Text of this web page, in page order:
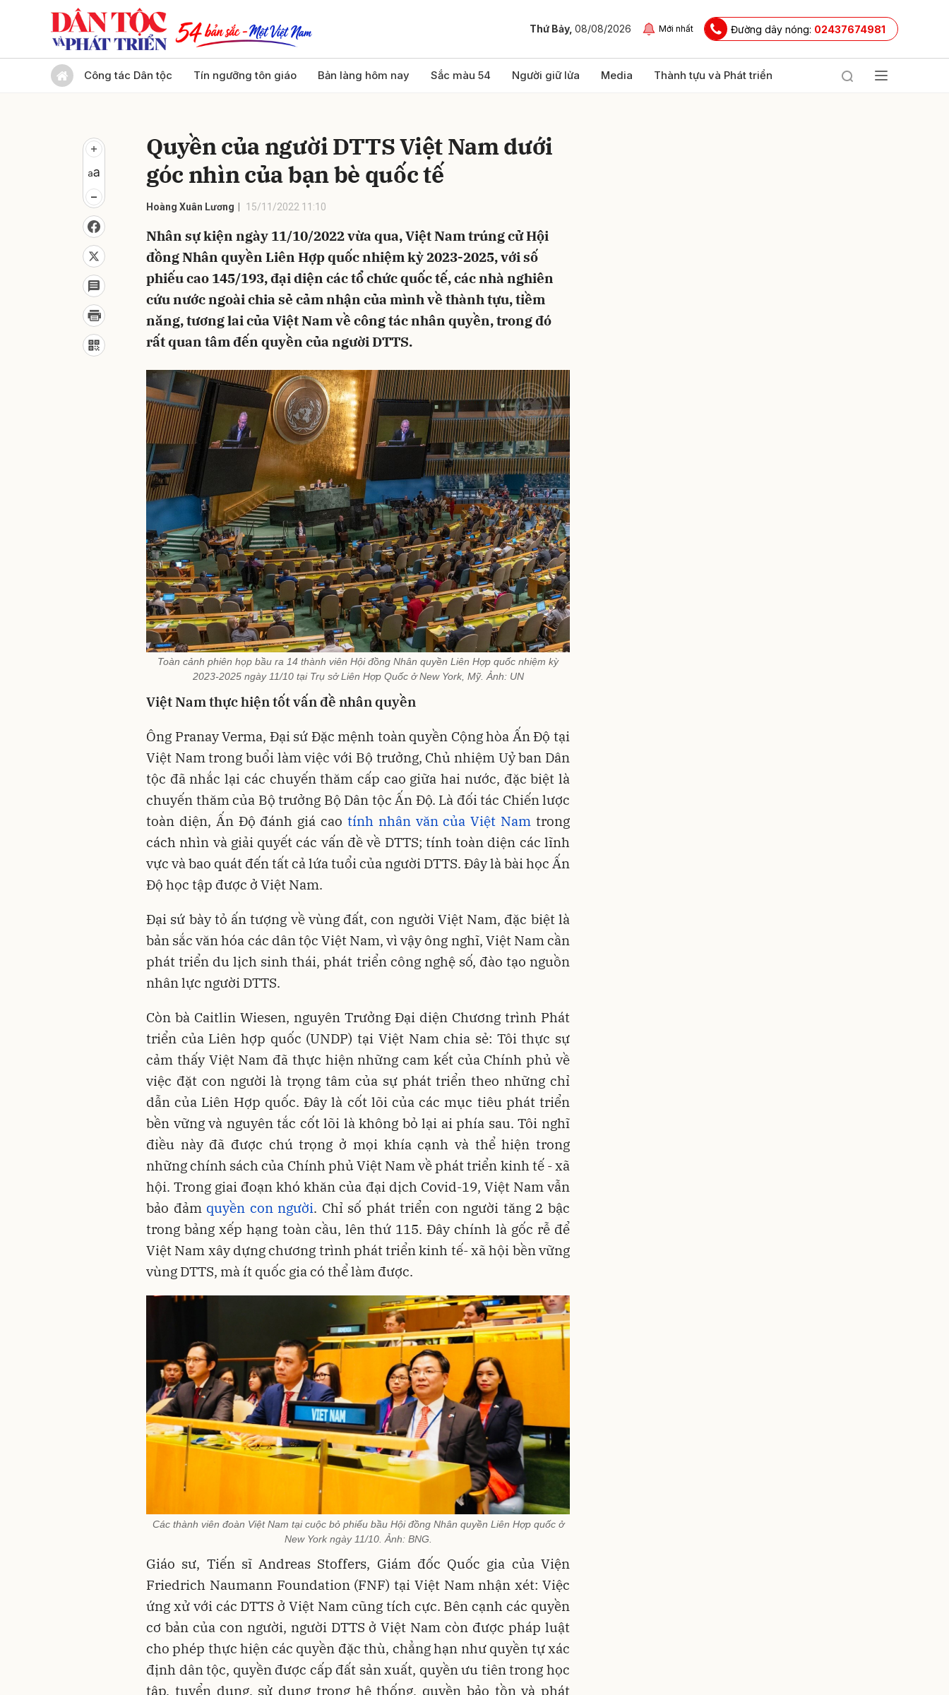
Thứ Bảy, 08/08/2026 Mới nhất Đường dây nóng: 02437674981
Công tác Dân tộc Tín ngưỡng tôn giáo Bản làng hôm nay Sắc màu 54 Người giữ lửa Media Thành tựu và Phát triển
Quyền của người DTTS Việt Nam dưới
góc nhìn của bạn bè quốc tế
Hoàng Xuân Lương 15/11/2022 11:10
Nhân sự kiện ngày 11/10/2022 vừa qua, Việt Nam trúng cử Hội
đồng Nhân quyền Liên Hợp quốc nhiệm kỳ 2023-2025, với số
phiếu cao 145/193, đại diện các tổ chức quốc tế, các nhà nghiên
cứu nước ngoài chia sẻ cảm nhận của mình về thành tựu, tiềm
năng, tương lai của Việt Nam về công tác nhân quyền, trong đó
rất quan tâm đến quyền của người DTTS.
Toàn cảnh phiên họp bầu ra 14 thành viên Hội đồng Nhân quyền Liên Hợp quốc nhiệm kỳ
2023-2025 ngày 11/10 tại Trụ sở Liên Hợp Quốc ở New York, Mỹ. Ảnh: UN
Việt Nam thực hiện tốt vấn đề nhân quyền
Ông Pranay Verma, Đại sứ Đặc mệnh toàn quyền Cộng hòa Ấn Độ tại
Việt Nam trong buổi làm việc với Bộ trưởng, Chủ nhiệm Uỷ ban Dân
tộc đã nhắc lại các chuyến thăm cấp cao giữa hai nước, đặc biệt là
chuyến thăm của Bộ trưởng Bộ Dân tộc Ấn Độ. Là đối tác Chiến lược
toàn diện, Ấn Độ đánh giá cao tính nhân văn của Việt Nam trong
cách nhìn và giải quyết các vấn đề về DTTS; tính toàn diện các lĩnh
vực và bao quát đến tất cả lứa tuổi của người DTTS. Đây là bài học Ấn
Độ học tập được ở Việt Nam.
Đại sứ bày tỏ ấn tượng về vùng đất, con người Việt Nam, đặc biệt là
bản sắc văn hóa các dân tộc Việt Nam, vì vậy ông nghĩ, Việt Nam cần
phát triển du lịch sinh thái, phát triển công nghệ số, đào tạo nguồn
nhân lực người DTTS.
Còn bà Caitlin Wiesen, nguyên Trưởng Đại diện Chương trình Phát
triển của Liên hợp quốc (UNDP) tại Việt Nam chia sẻ: Tôi thực sự
cảm thấy Việt Nam đã thực hiện những cam kết của Chính phủ về
việc đặt con người là trọng tâm của sự phát triển theo những chỉ
dẫn của Liên Hợp quốc. Đây là cốt lõi của các mục tiêu phát triển
bền vững và nguyên tắc cốt lõi là không bỏ lại ai phía sau. Tôi nghĩ
điều này đã được chú trọng ở mọi khía cạnh và thể hiện trong
những chính sách của Chính phủ Việt Nam về phát triển kinh tế - xã
hội. Trong giai đoạn khó khăn của đại dịch Covid-19, Việt Nam vẫn
bảo đảm quyền con người. Chỉ số phát triển con người tăng 2 bậc
trong bảng xếp hạng toàn cầu, lên thứ 115. Đây chính là gốc rễ để
Việt Nam xây dựng chương trình phát triển kinh tế- xã hội bền vững
vùng DTTS, mà ít quốc gia có thể làm được.
Các thành viên đoàn Việt Nam tại cuộc bỏ phiếu bầu Hội đồng Nhân quyền Liên Hợp quốc ở
New York ngày 11/10. Ảnh: BNG.
Giáo sư, Tiến sĩ Andreas Stoffers, Giám đốc Quốc gia của Viện
Friedrich Naumann Foundation (FNF) tại Việt Nam nhận xét: Việc
ứng xử với các DTTS ở Việt Nam cũng tích cực. Bên cạnh các quyền
cơ bản của con người, người DTTS ở Việt Nam còn được pháp luật
cho phép thực hiện các quyền đặc thù, chẳng hạn như quyền tự xác
định dân tộc, quyền được cấp đất sản xuất, quyền ưu tiên trong học
tập, tuyển dụng, sử dụng trong hệ thống, quyền bảo tồn và phát
Gửi bình luận